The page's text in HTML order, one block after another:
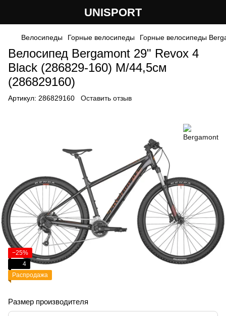
UNISPORT
Велосипеды Горные велосипеды Горные велосипеды
Велосипед Bergamont 29" Revox 4
Black (286829-160) M/44,5см
(286829160)
Артикул: 286829160 Оставить отзыв
−25%
4
Распродажа
Размер производителя